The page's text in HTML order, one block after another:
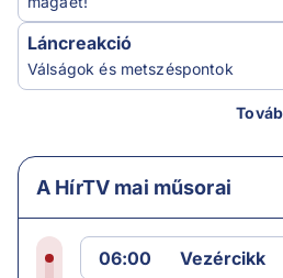
Láncreakció
Válságok és metszéspontok
A HírTV mai műsorai
06:00
Vezércikk